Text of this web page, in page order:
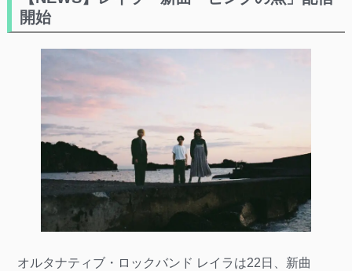
開始
オルタナティブ・ロックバンド レイラは22日、新曲